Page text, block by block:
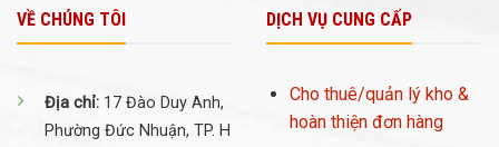
VỀ CHÚNG TÔI
Địa chỉ: 17 Đào Duy Anh,
Phường Đức Nhuận, TP. H
DỊCH VỤ CUNG CẤP
Cho thuê/quản lý kho &
hoàn thiện đơn hàng